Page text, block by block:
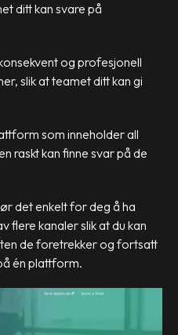
ditt kan svare på
og profesjonell
slik at teamet ditt kan gi
som inneholder all
raskt kan finne svar på de
det enkelt for deg å ha
flere kanaler slik at du kan
de foretrekker og fortsatt
én plattform.